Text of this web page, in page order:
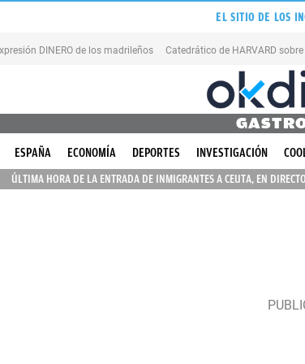
EL SITIO DE LOS
DINERO de los madrileños Catedrático de HARVARD sobre
ESPAÑA ECONOMÍA DEPORTES INVESTIGACIÓN
ÚLTIMA HORA DE LA ENTRADA DE INMIGRANTES A CEUTA, EN DIRECTO